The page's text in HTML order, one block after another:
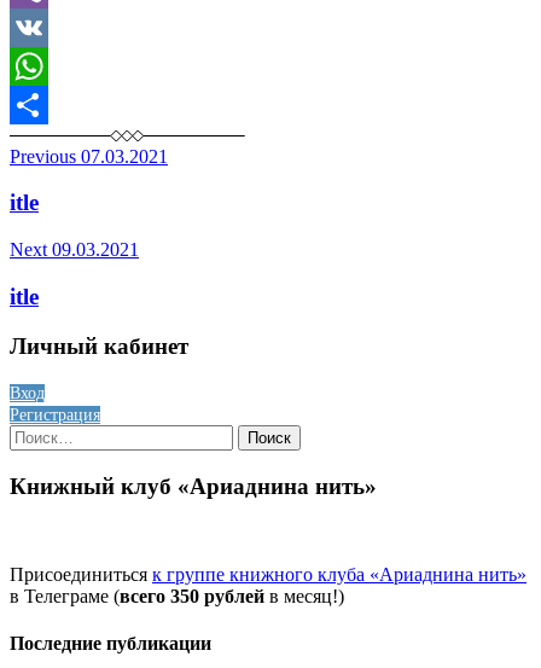
Viber
VK
WhatsApp
Отправить
Post
navigation
Previous 07.03.2021
itle
Next 09.03.2021
itle
Личный кабинет
Вход
Регистрация
Найти:
Книжный клуб «Ариаднина нить»
Присоединиться к группе книжного клуба «Ариаднина нить»
в Телеграме (всего 350 рублей в месяц!)
Последние публикации